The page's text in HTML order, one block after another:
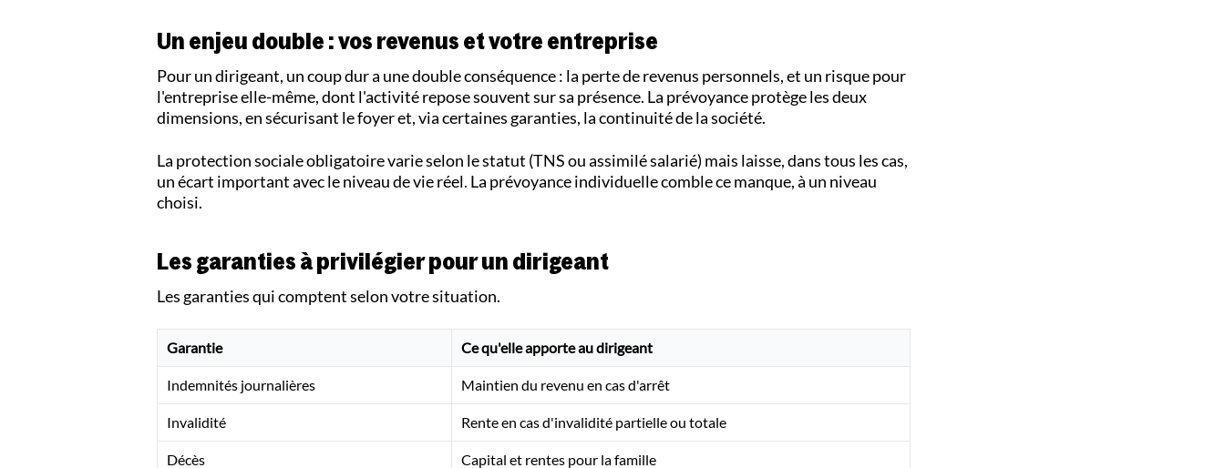
Un enjeu double : vos revenus et votre entreprise
Pour un dirigeant, un coup dur a une double conséquence : la perte de revenus personnels, et un risque pour
l'entreprise elle-même, dont l'activité repose souvent sur sa présence. La prévoyance protège les deux
dimensions, en sécurisant le foyer et, via certaines garanties, la continuité de la société.
La protection sociale obligatoire varie selon le statut (TNS ou assimilé salarié) mais laisse, dans tous les cas,
un écart important avec le niveau de vie réel. La prévoyance individuelle comble ce manque, à un niveau
choisi.
Les garanties à privilégier pour un dirigeant
Les garanties qui comptent selon votre situation.
Garantie Ce qu'elle apporte au dirigeant
Indemnités journalières Maintien du revenu en cas d'arrêt
Invalidité Rente en cas d'invalidité partielle ou totale
Décès Capital et rentes pour la famille